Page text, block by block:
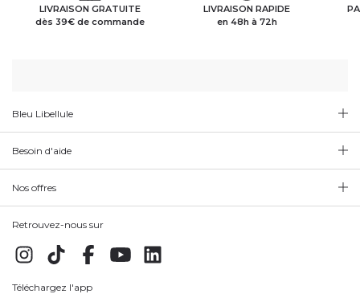
LIVRAISON GRATUITE
dès 39€ de commande
LIVRAISON RAPIDE
en 48h à 72h
Bleu Libellule
Besoin d'aide
Nos offres
Retrouvez-nous sur
Téléchargez l'app